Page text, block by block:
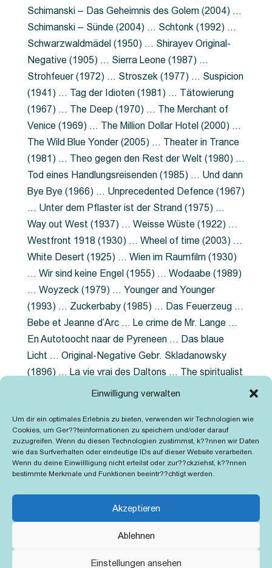
Einwilligung verwalten
Um dir ein optimales Erlebnis zu bieten, verwenden wir Technologien wie
Cookies, um Ger??teinformationen zu speichern und/oder darauf
zuzugreifen. Wenn du diesen Technologien zustimmst, k??nnen wir Daten
wie das Surfverhalten oder eindeutige IDs auf dieser Website verarbeiten.
Wenn du deine Einwillligung nicht erteilst oder zur??ckziehst, k??nnen
bestimmte Merkmale und Funktionen beeintr??chtigt werden.
Akzeptieren
Ablehnen
Einstellungen ansehen
Schimanski – Das Geheimnis des Golem (2004) …
Schimanski – Sünde (2004) … Schtonk (1992) …
Schwarzwaldmädel (1950) … Shirayev Original-
Negative (1905) … Sierra Leone (1987) …
Strohfeuer (1972) … Stroszek (1977) … Suspicion
(1941) … Tag der Idioten (1981) … Tätowierung
(1967) … The Deep (1970) … The Merchant of
Venice (1969) … The Million Dollar Hotel (2000) …
The Wild Blue Yonder (2005) … Theater in Trance
(1981) … Theo gegen den Rest der Welt (1980) …
Tod eines Handlungsreisenden (1985) … Und dann
Bye Bye (1966) … Unprecedented Defence (1967)
… Unter dem Pflaster ist der Strand (1975) …
Way out West (1937) … Weisse Wüste (1922) …
Westfront 1918 (1930) … Wheel of time (2003) …
White Desert (1925) … Wien im Raumfilm (1930)
… Wir sind keine Engel (1955) … Wodaabe (1989)
… Woyzeck (1979) … Younger and Younger
(1993) … Zuckerbaby (1985) … Das Feuerzeug …
Bebe et Jeanne d’Arc … Le crime de Mr. Lange …
En Autotoocht naar de Pyreneen … Das blaue
Licht … Original-Negative Gebr. Skladanowsky
(1896) … La vie vrai des Daltons … The spiritualist
photographer … Feuer im Fjord … The Song of the
Grubenlampe … Tolstoy … Grün ist die Heide …
Lady Hamilton … Mütter verzaget nicht …
Ruttmann Werbefilme